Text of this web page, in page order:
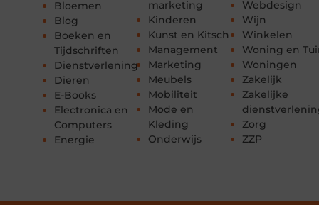
Bloemen
Blog
Boeken en
Tijdschriften
Dienstverlening
Dieren
E-Books
Electronica en
Computers
Energie
marketing
Kinderen
Kunst en Kitsch
Management
Marketing
Meubels
Mobiliteit
Mode en
Kleding
Onderwijs
Webdesign
Wijn
Winkelen
Woning en
Woningen
Zakelijk
Zakelijke
Zorg
ZZP